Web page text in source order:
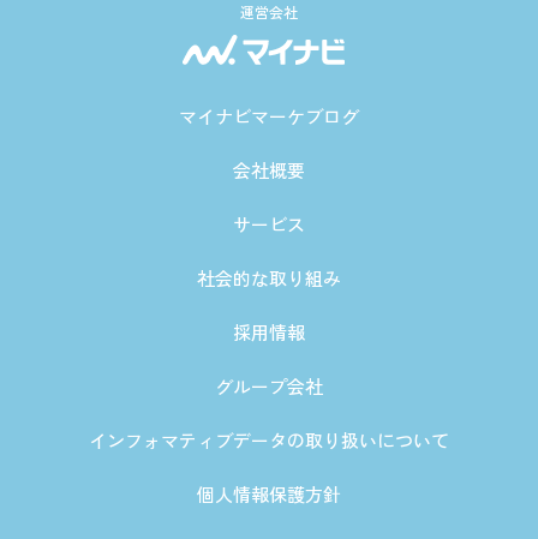
運営会社
マイナビマーケブログ
会社概要
サービス
社会的な取り組み
採用情報
グループ会社
インフォマティブデータの取り扱いについて
個人情報保護方針